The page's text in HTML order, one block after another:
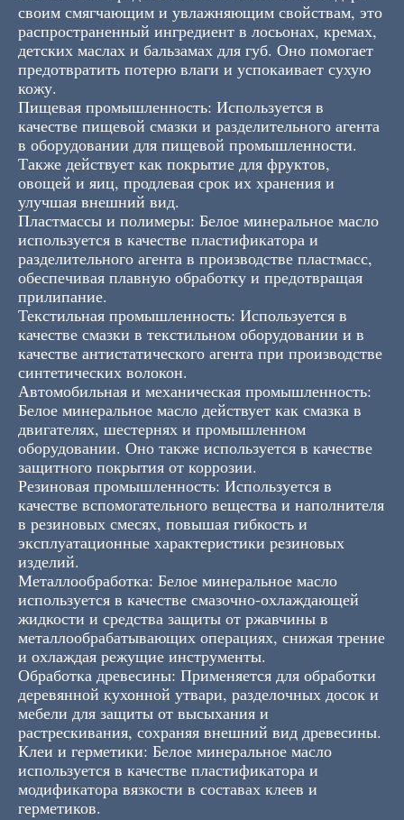
своим смягчающим и увлажняющим свойствам, это
распространенный ингредиент в лосьонах, кремах,
детских маслах и бальзамах для губ. Оно помогает
предотвратить потерю влаги и успокаивает сухую
кожу.
Пищевая промышленность: Используется в
качестве пищевой смазки и разделительного агента
в оборудовании для пищевой промышленности.
Также действует как покрытие для фруктов,
овощей и яиц, продлевая срок их хранения и
улучшая внешний вид.
Пластмассы и полимеры: Белое минеральное масло
используется в качестве пластификатора и
разделительного агента в производстве пластмасс,
обеспечивая плавную обработку и предотвращая
прилипание.
Текстильная промышленность: Используется в
качестве смазки в текстильном оборудовании и в
качестве антистатического агента при производстве
синтетических волокон.
Автомобильная и механическая промышленность:
Белое минеральное масло действует как смазка в
двигателях, шестернях и промышленном
оборудовании. Оно также используется в качестве
защитного покрытия от коррозии.
Резиновая промышленность: Используется в
качестве вспомогательного вещества и наполнителя
в резиновых смесях, повышая гибкость и
эксплуатационные характеристики резиновых
изделий.
Металлообработка: Белое минеральное масло
используется в качестве смазочно-охлаждающей
жидкости и средства защиты от ржавчины в
металлообрабатывающих операциях, снижая трение
и охлаждая режущие инструменты.
Обработка древесины: Применяется для обработки
деревянной кухонной утвари, разделочных досок и
мебели для защиты от высыхания и
растрескивания, сохраняя внешний вид древесины.
Клеи и герметики: Белое минеральное масло
используется в качестве пластификатора и
модификатора вязкости в составах клеев и
герметиков.